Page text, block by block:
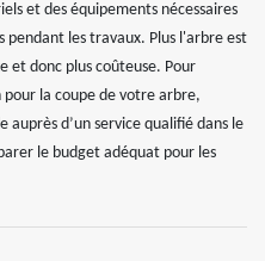
et des équipements nécessaires
les travaux. Plus l'arbre est
et donc plus coûteuse. Pour
la coupe de votre arbre,
auprès d’un service qualifié dans le
le budget adéquat pour les